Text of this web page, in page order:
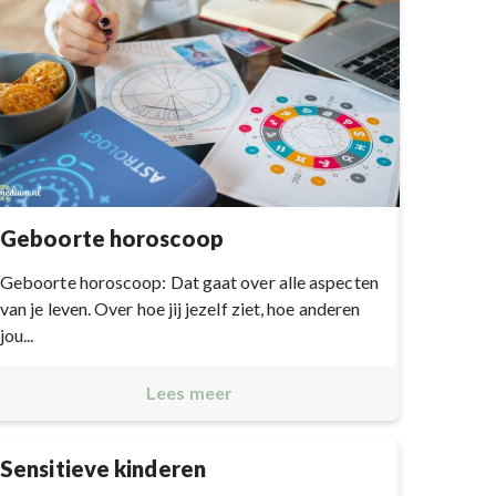
Geboorte horoscoop
Geboorte horoscoop: Dat gaat over alle aspecten
van je leven. Over hoe jij jezelf ziet, hoe anderen
jou...
Lees meer
Sensitieve kinderen